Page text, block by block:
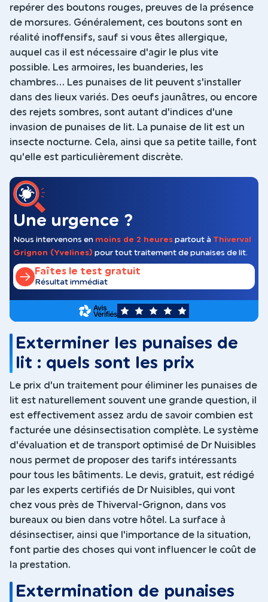
repérer des boutons rouges, preuves de la présence
de morsures. Généralement, ces boutons sont en
réalité inoffensifs, sauf si vous êtes allergique,
auquel cas il est nécessaire d'agir le plus vite
possible. Les armoires, les buanderies, les
chambres... Les punaises de lit peuvent s'installer
dans des lieux variés. Des oeufs jaunâtres, ou encore
des rejets sombres, sont autant d'indices d'une
invasion de punaises de lit. La punaise de lit est un
insecte nocturne. Cela, ainsi que sa petite taille, font
qu'elle est particulièrement discrète.
Une urgence ?
Nous intervenons en moins de 2 heures partout à Thiverval
Grignon (Yvelines) pour tout traitement de punaises de lit.
Faîtes le test gratuit
Résultat immédiat
5
Exterminer les punaises de
lit : quels sont les prix
Le prix d'un traitement pour éliminer les punaises de
lit est naturellement souvent une grande question, il
est effectivement assez ardu de savoir combien est
facturée une désinsectisation complète. Le système
d'évaluation et de transport optimisé de Dr Nuisibles
nous permet de proposer des tarifs intéressants
pour tous les bâtiments. Le devis, gratuit, est rédigé
par les experts certifiés de Dr Nuisibles, qui vont
chez vous près de Thiverval-Grignon, dans vos
bureaux ou bien dans votre hôtel. La surface à
désinsectiser, ainsi que l'importance de la situation,
font partie des choses qui vont influencer le coût de
la prestation.
Extermination de punaises